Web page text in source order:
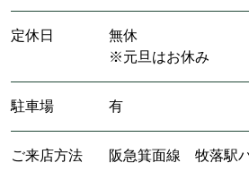
定休日
無休
※元旦はお休み
駐車場 有
ご来店方法 阪急箕面線 牧落駅